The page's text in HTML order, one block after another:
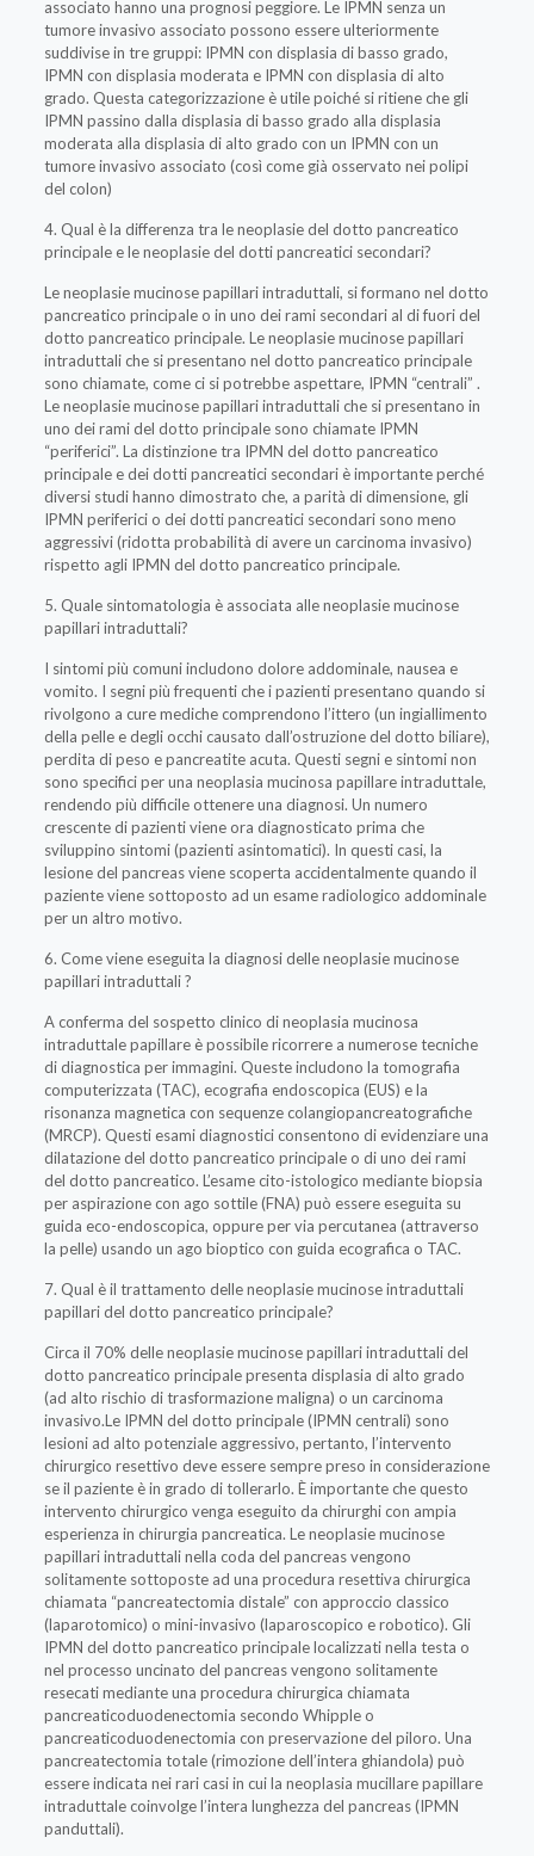
associato hanno una prognosi peggiore. Le IPMN senza un
tumore invasivo associato possono essere ulteriormente
suddivise in tre gruppi: IPMN con displasia di basso grado,
IPMN con displasia moderata e IPMN con displasia di alto
grado. Questa categorizzazione è utile poiché si ritiene che gli
IPMN passino dalla displasia di basso grado alla displasia
moderata alla displasia di alto grado con un IPMN con un
tumore invasivo associato (così come già osservato nei polipi
del colon)
4. Qual è la differenza tra le neoplasie del dotto pancreatico
principale e le neoplasie del dotti pancreatici secondari?
Le neoplasie mucinose papillari intraduttali, si formano nel dotto
pancreatico principale o in uno dei rami secondari al di fuori del
dotto pancreatico principale. Le neoplasie mucinose papillari
intraduttali che si presentano nel dotto pancreatico principale
sono chiamate, come ci si potrebbe aspettare, IPMN “centrali” .
Le neoplasie mucinose papillari intraduttali che si presentano in
uno dei rami del dotto principale sono chiamate IPMN
“periferici”. La distinzione tra IPMN del dotto pancreatico
principale e dei dotti pancreatici secondari è importante perché
diversi studi hanno dimostrato che, a parità di dimensione, gli
IPMN periferici o dei dotti pancreatici secondari sono meno
aggressivi (ridotta probabilità di avere un carcinoma invasivo)
rispetto agli IPMN del dotto pancreatico principale.
5. Quale sintomatologia è associata alle neoplasie mucinose
papillari intraduttali?
I sintomi più comuni includono dolore addominale, nausea e
vomito. I segni più frequenti che i pazienti presentano quando si
rivolgono a cure mediche comprendono l’ittero (un ingiallimento
della pelle e degli occhi causato dall’ostruzione del dotto biliare),
perdita di peso e pancreatite acuta. Questi segni e sintomi non
sono specifici per una neoplasia mucinosa papillare intraduttale,
rendendo più difficile ottenere una diagnosi. Un numero
crescente di pazienti viene ora diagnosticato prima che
sviluppino sintomi (pazienti asintomatici). In questi casi, la
lesione del pancreas viene scoperta accidentalmente quando il
paziente viene sottoposto ad un esame radiologico addominale
per un altro motivo.
6. Come viene eseguita la diagnosi delle neoplasie mucinose
papillari intraduttali ?
A conferma del sospetto clinico di neoplasia mucinosa
intraduttale papillare è possibile ricorrere a numerose tecniche
di diagnostica per immagini. Queste includono la tomografia
computerizzata (TAC), ecografia endoscopica (EUS) e la
risonanza magnetica con sequenze colangiopancreatografiche
(MRCP). Questi esami diagnostici consentono di evidenziare una
dilatazione del dotto pancreatico principale o di uno dei rami
del dotto pancreatico. L’esame cito-istologico mediante biopsia
per aspirazione con ago sottile (FNA) può essere eseguita su
guida eco-endoscopica, oppure per via percutanea (attraverso
la pelle) usando un ago bioptico con guida ecografica o TAC.
7. Qual è il trattamento delle neoplasie mucinose intraduttali
papillari del dotto pancreatico principale?
Circa il 70% delle neoplasie mucinose papillari intraduttali del
dotto pancreatico principale presenta displasia di alto grado
(ad alto rischio di trasformazione maligna) o un carcinoma
invasivo.Le IPMN del dotto principale (IPMN centrali) sono
lesioni ad alto potenziale aggressivo, pertanto, l’intervento
chirurgico resettivo deve essere sempre preso in considerazione
se il paziente è in grado di tollerarlo. È importante che questo
intervento chirurgico venga eseguito da chirurghi con ampia
esperienza in chirurgia pancreatica. Le neoplasie mucinose
papillari intraduttali nella coda del pancreas vengono
solitamente sottoposte ad una procedura resettiva chirurgica
chiamata “pancreatectomia distale” con approccio classico
(laparotomico) o mini-invasivo (laparoscopico e robotico). Gli
IPMN del dotto pancreatico principale localizzati nella testa o
nel processo uncinato del pancreas vengono solitamente
resecati mediante una procedura chirurgica chiamata
pancreaticoduodenectomia secondo Whipple o
pancreaticoduodenectomia con preservazione del piloro. Una
pancreatectomia totale (rimozione dell’intera ghiandola) può
essere indicata nei rari casi in cui la neoplasia mucillare papillare
intraduttale coinvolge l’intera lunghezza del pancreas (IPMN
panduttali).